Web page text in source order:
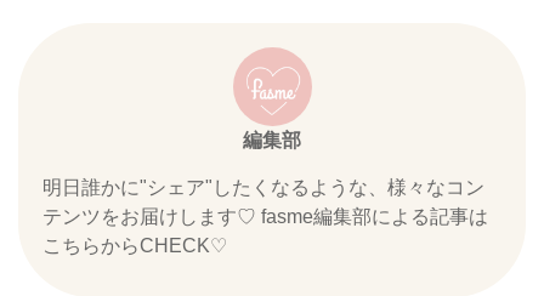
編集部
明日誰かに"シェア"したくなるような、様々なコン
テンツをお届けします♡ fasme編集部による記事は
こちらからCHECK♡